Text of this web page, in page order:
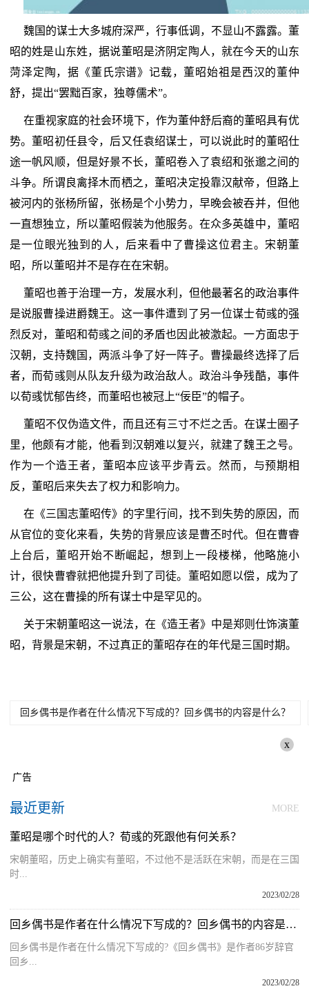
魏国的谋士大多城府深严，行事低调，不显山不露露。董
昭的姓是山东姓，据说董昭是济阴定陶人，就在今天的山东
菏泽定陶，据《董氏宗谱》记载，董昭始祖是西汉的董仲
舒，提出“罢黜百家，独尊儒术”。
在重视家庭的社会环境下，作为董仲舒后裔的董昭具有优
势。董昭初任县令，后又任袁绍谋士，可以说此时的董昭仕
途一帆风顺，但是好景不长，董昭卷入了袁绍和张邈之间的
斗争。所谓良禽择木而栖之，董昭决定投靠汉献帝，但路上
被河内的张杨所留，张杨是个小势力，早晚会被吞并，但他
一直想独立，所以董昭假装为他服务。在众多英雄中，董昭
是一位眼光独到的人，后来看中了曹操这位君主。宋朝董
昭，所以董昭并不是存在在宋朝。
董昭也善于治理一方，发展水利，但他最著名的政治事件
是说服曹操进爵魏王。这一事件遭到了另一位谋士荀彧的强
烈反对，董昭和荀彧之间的矛盾也因此被激起。一方面忠于
汉朝，支持魏国，两派斗争了好一阵子。曹操最终选择了后
者，而荀彧则从队友升级为政治敌人。政治斗争残酷，事件
以荀彧忧郁告终，而董昭也被冠上“佞臣”的帽子。
董昭不仅伪造文件，而且还有三寸不烂之舌。在谋士圈子
里，他颇有才能，他看到汉朝难以复兴，就建了魏王之号。
作为一个造王者，董昭本应该平步青云。然而，与预期相
反，董昭后来失去了权力和影响力。
在《三国志董昭传》的字里行间，找不到失势的原因，而
从官位的变化来看，失势的背景应该是曹丕时代。但在曹睿
上台后，董昭开始不断崛起，想到上一段楼梯，他略施小
计，很快曹睿就把他提升到了司徒。董昭如愿以偿，成为了
三公，这在曹操的所有谋士中是罕见的。
关于宋朝董昭这一说法，在《造王者》中是郑则仕饰演董
昭，背景是宋朝，不过真正的董昭存在的年代是三国时期。
回乡偶书是作者在什么情况下写成的？回乡偶书的内容是什么？
x
广告
最近更新 MORE
董昭是哪个时代的人？荀彧的死跟他有何关系？
宋朝董昭，历史上确实有董昭，不过他不是活跃在宋朝，而是在三国
时...
2023/02/28
回乡偶书是作者在什么情况下写成的？回乡偶书的内容是什么？
回乡偶书是作者在什么情况下写成的?《回乡偶书》是作者86岁辞官
回乡...
2023/02/28